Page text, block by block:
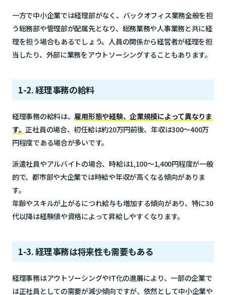
一方で中小企業では経理部がなく、バックオフィス業務全般を担
う総務部や管理部が配属先となり、総務業務や人事業務と共に経
理を担う場合もあるでしょう。人員の関係から経営者が経理を担
当したり、外部に業務をアウトソーシングすることもあります。
1-2. 経理事務の給料
経理事務の給料は、雇用形態や経験、企業規模によって異なりま
す。正社員の場合、初任給は約20万円前後、年収は300～400万
円程度である場合が多いです。
派遣社員やアルバイトの場合、時給は1,100～1,400円程度が一般
的で、都市部や大企業では時給や年収が高くなる傾向がありま
す。
年齢やスキルが上がるにつれ給与も増加する傾向があり、特に30
代以降は経験値や資格によって昇給しやすくなります。
1-3. 経理事務は将来性も需要もある
経理事務はアウトソーシングやIT化の進展により、一部の企業で
は正社員としての需要が減少傾向ですが、依然として中小企業や